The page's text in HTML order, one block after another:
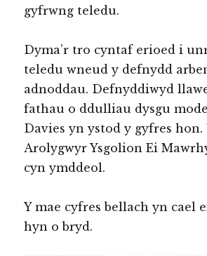
gyfrwng teledu.
Dyma’r tro cyntaf erioed i
teledu wneud y defnydd
adnoddau. Defnyddiwyd
fathau o ddulliau dysgu
Davies yn ystod y gyfres hon.
Arolygwyr Ysgolion Ei
cyn ymddeol.
Y mae cyfres bellach yn cael
hyn o bryd.